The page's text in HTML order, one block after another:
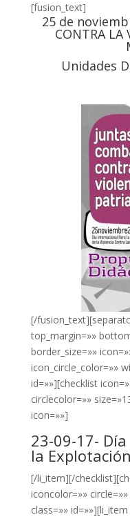
[fusion_text]
25 de
CONTRA LA
Unidades
[/
top_margin=»»
border_size=»»
icon_circle_color=»»
id=»»][checklist
circlecolor=»»
icon=»»]
23-09-17-
la
[/li_item][/
iconcolor=»»
class=»»